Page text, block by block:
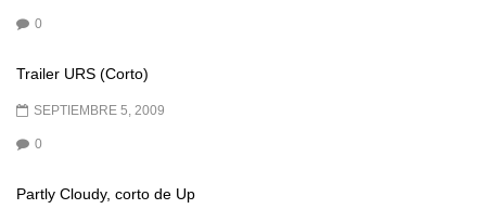
0
Trailer URS (Corto)
SEPTIEMBRE 5, 2009
0
Partly Cloudy, corto de Up